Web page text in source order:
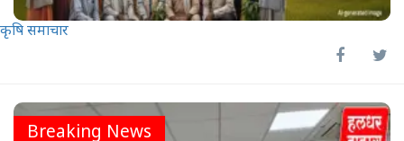
कृषि समाचार
Breaking News